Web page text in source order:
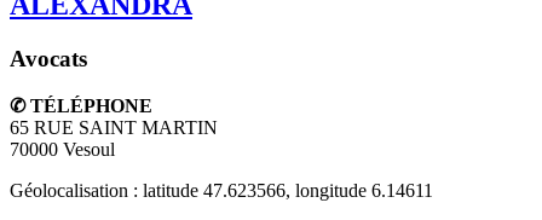
Avocats
✆ TÉLÉPHONE
65 RUE SAINT MARTIN
70000 Vesoul
Géolocalisation : latitude 47.623566, longitude 6.14611